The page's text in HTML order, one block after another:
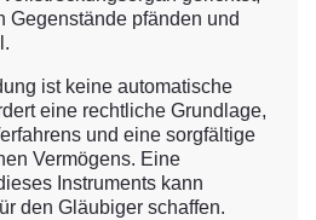
Gegenstände pfänden und
ist keine automatische
eine rechtliche Grundlage,
und eine sorgfältige
Vermögens. Eine
Instruments kann
den Gläubiger schaffen.